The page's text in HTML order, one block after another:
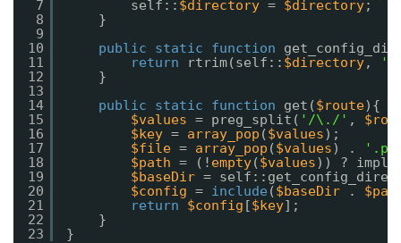
7
8
9
10
11
12
13
14
15
16
17
18
19
20
21
22
23
self:: $directory = $directory;
}
public
static function
return
rtrim(self:: $directory,
'/
}
public
static function get($route){
$values = preg_split( '/\./' ,
$key = array_pop ($values);
$file = array_pop ($values) .
$path = (! empty($values)) ?
$baseDir =
$config = include ($baseDir .
return
$config [$key];
}
}